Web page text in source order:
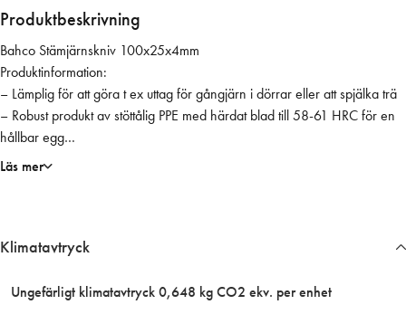
n
s
k
n
i
v
1
2
x
Klimatavtryck
Ungefärligt klimatavtryck 0,648 kg CO2 ekv. per enhet
Produktbeskrivning
Bahco Stämjärnskniv 100x25x4mm
Produktinformation:
– Lämplig för att göra t ex uttag för gångjärn i dörrar eller att spjälka trä
– Robust produkt av stöttålig PPE med härdat blad till 58-61 HRC för en
hållbar egg
– 100 mm långt blad som ökar räckvidden
– Extra skydd för fingrarna genom slintskyddet som även kan användas
– Stöttåligt 100 mm långt PPE-skaft som tål slag med hammare
Läs mer